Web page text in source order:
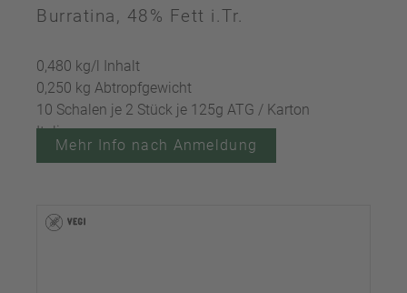
Burratina, 48% Fett i.Tr.
0,480 kg/l Inhalt
0,250 kg Abtropfgewicht
10 Schalen je 2 Stück je 125g ATG / Karton
Italien
Mehr Info nach Anmeldung